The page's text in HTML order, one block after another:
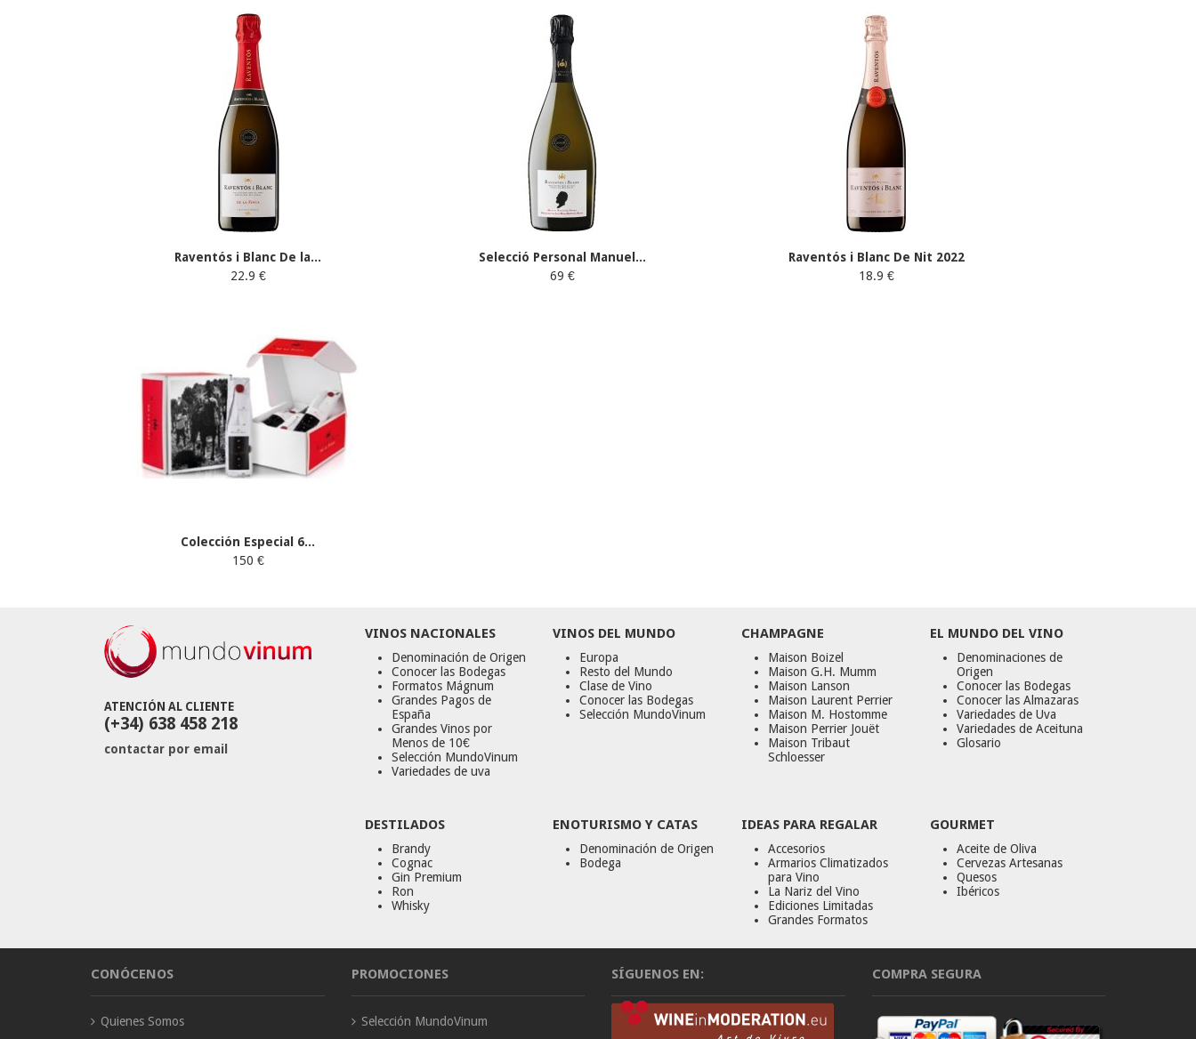
Raventós i Blanc De la...
22.9 €
Selecció Personal Manuel...
69 €
Raventós i Blanc De Nit 2022
18.9 €
Colección Especial 6...
150 €
ATENCIÓN AL CLIENTE
(+34) 638 458 218
contactar por email
VINOS NACIONALES
Denominación de Origen
Conocer las Bodegas
Formatos Mágnum
Grandes Pagos de
España
Grandes Vinos por
Menos de 10€
Selección MundoVinum
Variedades de uva
VINOS DEL MUNDO
Europa
Resto del Mundo
Clase de Vino
Conocer las Bodegas
Selección MundoVinum
CHAMPAGNE
Maison Boizel
Maison G.H. Mumm
Maison Lanson
Maison Laurent Perrier
Maison M. Hostomme
Maison Perrier Jouët
Maison Tribaut
Schloesser
EL MUNDO DEL VINO
Denominaciones de
Origen
Conocer las Bodegas
Conocer las Almazaras
Variedades de Uva
Variedades de Aceituna
Glosario
DESTILADOS
Brandy
Cognac
Gin Premium
Ron
Whisky
ENOTURISMO Y CATAS
Denominación de Origen
Bodega
IDEAS PARA REGALAR
Accesorios
Armarios Climatizados
para Vino
La Nariz del Vino
Ediciones Limitadas
Grandes Formatos
GOURMET
Aceite de Oliva
Cervezas Artesanas
Quesos
Ibéricos
CONÓCENOS
Quienes Somos
PROMOCIONES
Selección MundoVinum
SÍGUENOS EN: COMPRA SEGURA